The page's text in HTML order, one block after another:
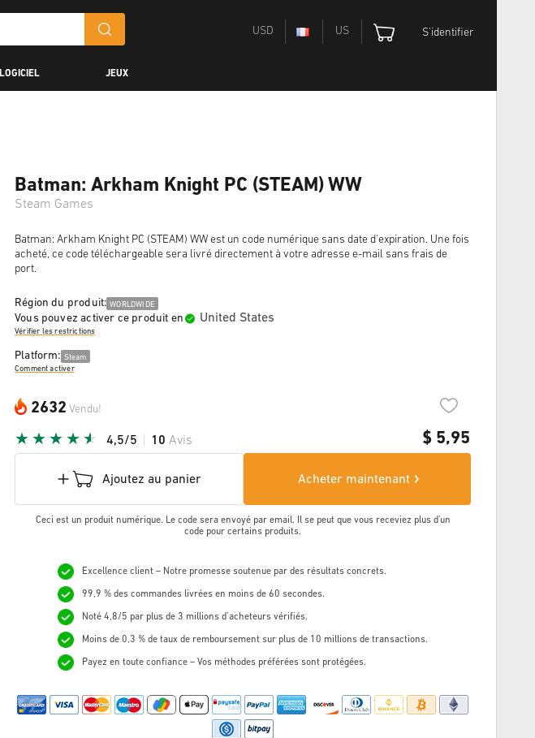
USD US S'identifier
LOGICIEL JEUX
Batman: Arkham Knight PC (STEAM) WW
Steam Games
Batman: Arkham Knight PC (STEAM) WW est un code numérique sans date d'expiration. Une fois
acheté, ce code téléchargeable sera livré directement à votre adresse e-mail sans frais de
port.
Région du produit: WORLDWIDE
Vous pouvez activer ce produit en United States
Vérifier les restrictions
Platform: Steam
Comment activer
2632 Vendu!
$ 5,95
4,5/5 10 Avis
Ajoutez au panier Acheter maintenant
Ceci est un produit numérique. Le code sera envoyé par email. Il se peut que vous receviez plus d'un
code pour certains produits.
Excellence client – Notre promesse soutenue par des résultats concrets.
99,9 % des commandes livrées en moins de 60 secondes.
Noté 4,8/5 par plus de 3 millions d’acheteurs vérifiés.
Moins de 0,3 % de taux de remboursement sur plus de 10 millions de transactions.
Payez en toute confiance – Vos méthodes préférées sont protégées.